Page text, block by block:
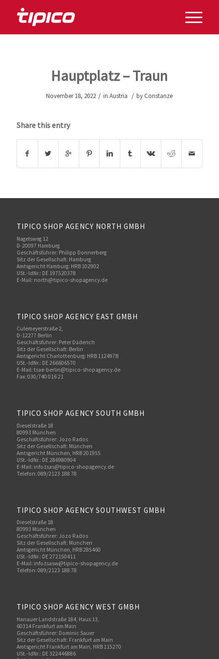
Hauptplatz – Traun
November 18, 2022 / inAustria / by Constanze
Share this entry
TIPICO SHOP AGENCY NORTH GMBH
Nagelsweg 12
D-20097 Hamburg
Geschäftsführer: Philipp Donnerberg
Sitz der Gesellschaft: Hamburg
Amtsgericht Hamburg: HRB 102902
USt.-IdNr.: DE 197520378
E-Mail: north@tipico-shopagency.de
TIPICO SHOP AGENCY EAST GMBH
Culemeyerstraße 2,
D-12277 Berlin
Geschäftsführer: Peter Däderich
Sitz der Gesellschaft: Berlin
Amtsgericht Charlottenburg: HRB 112497B
USt.-IdNr.: DE 266606570
E-Mail: tsae-berlin@tipico-shopagency.de
Fax: 030/740 016 21
TIPICO SHOP AGENCY SOUTH GMBH
Dieselstraße 18
80993 München
Geschäftsführer: Jozo Rados
Sitz der Gesellschaft: München
Amtsgericht München, HRB 201955
USt.-IdNr.: DE 286980904
E-Mail: info.tsas@tipico-shopagency.de
Telefon: 089/2123 188 78
TIPICO SHOP AGENCY SOUTHWEST GMBH
Dieselstraße 18
80993 München
Geschäftsführer: Jozo Rados
Sitz der Gesellschaft: München
Amtsgericht München, HRB 285460
USt.-IdNr.: DE 272150411
E-Mail: info.tsasw@tipico-shopagency.de
Telefon: 089/2123 188 78
TIPICO SHOP AGENCY WEST GMBH
Hanauer Landstraße 184, Haus 13,
60314 Frankfurt am Main
Geschäftsführer: Dominic Sauer
Sitz der Gesellschaft: Frankfurt am Main
Amtsgericht Frankfurt am Main, HRB 115270
USt.-IdNr.: DE 322446886